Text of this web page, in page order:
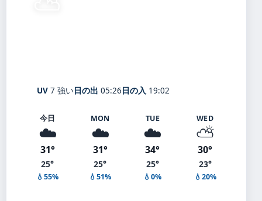
UV 7 強い日の出 05:26日の入 19:02
今日
☁️
31°
25°
💧55%
MON
☁️
31°
25°
💧51%
TUE
☁️
34°
25°
💧0%
WED
⛅
30°
23°
💧20%